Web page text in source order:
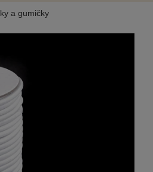
a gumičky